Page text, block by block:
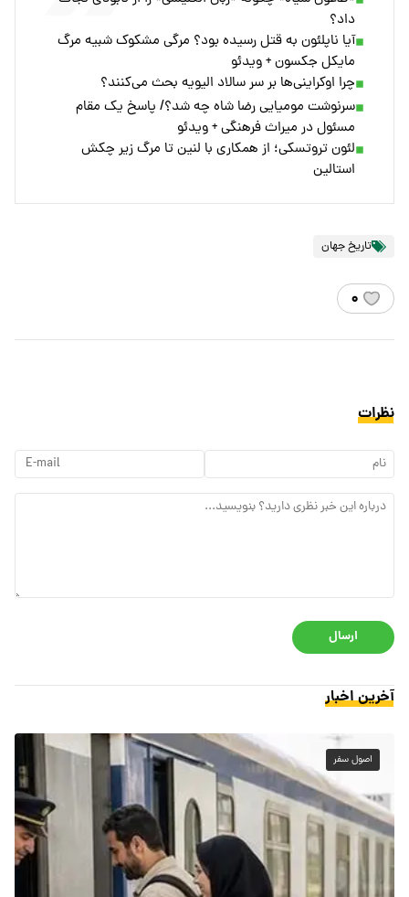
داد؟
آیا ناپلئون به قتل رسیده بود؟ مرگی مشکوک شبیه مرگ
مایکل جکسون + ویدئو
چرا اوکراینی‌ها بر سر سالاد الیویه بحث می‌کنند؟
سرنوشت مومیایی رضا شاه چه شد؟/ پاسخ یک مقام
مسئول در میراث فرهنگی + ویدئو
لئون تروتسکی؛ از همکاری با لنین تا مرگ زیر چکش
استالین
تاریخ جهان
۰
نظرات
ارسال
آخرین اخبار
اصول سفر